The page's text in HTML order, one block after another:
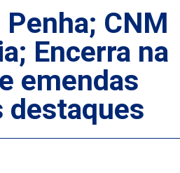
CNM
Encerra na
emendas